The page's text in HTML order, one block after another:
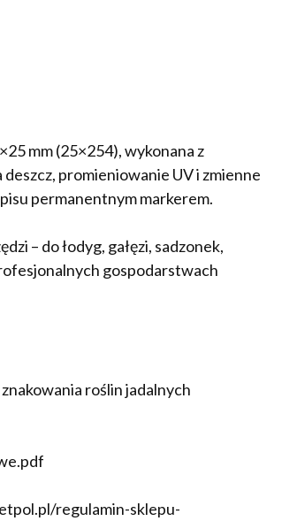
mm (25×254), wykonana z
promieniowanie UV i zmienne
permanentnym markerem.
– do łodyg, gałęzi, sadzonek,
gospodarstwach
roślin jadalnych
regulamin-sklepu-